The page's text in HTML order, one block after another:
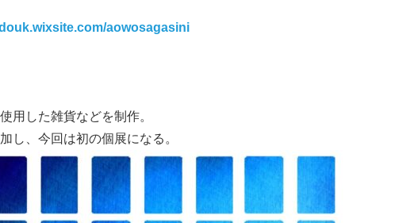
aowosagasini
用した雑貨などを制作。
し、今回は初の個展になる。